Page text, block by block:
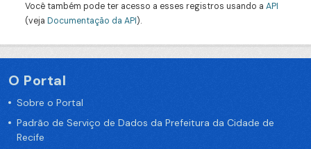
Você também pode ter acesso a esses registros usando a API
(veja Documentação da API).
O Portal
Sobre o Portal
Padrão de Serviço de Dados da Prefeitura da Cidade de
Recife